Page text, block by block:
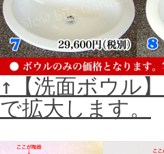
↑【洗面ボウル
で拡大します。